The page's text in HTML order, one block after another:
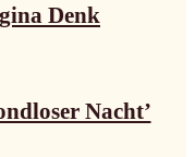
Denk
Nacht’